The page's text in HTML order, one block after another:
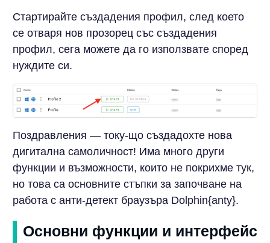
Стартирайте създадения профил, след което
се отваря нов прозорец със създадения
профил, сега можете да го използвате според
нуждите си.
Поздравления — току-що създадохте нова
дигитална самоличност! Има много други
функции и възможности, които не покрихме тук,
но това са основните стъпки за започване на
работа с анти-детект браузъра Dolphin{anty}.
Основни функции и интерфейс